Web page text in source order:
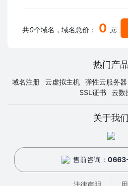
共0个域名，域名总价： 0 元
热门产品
域名注册 云虚拟主机 弹性云服务器
SSL证书
云数
关于我们
售前咨询：
法律声明